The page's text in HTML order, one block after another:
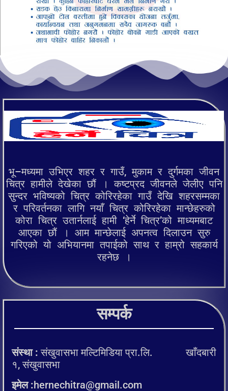
भू–मध्यमा उभिएर शहर र गाउँ, मुकाम र दुर्गमका जीवन
चित्र हामीले देखेका छौं । कष्टप्रद जीवनले जेलीए पनि
सुन्दर भविष्यको चित्र कोरिरहेका गाउँ देखि शहरसम्मका
र परिवर्तनका लागि नयाँ चित्र कोरिरहेका मान्छेहरुको
कोरा चित्र उतार्नलाई हामी ‘हेर्ने चित्र’को माध्यमबाट
आएका छौं । आम मान्छेलाई अपनत्व दिलाउन सुरु
गरिएको यो अभियानमा तपाईको साथ र हाम्रो सहकार्य
रहनेछ ।
सम्पर्क
संस्था : संखुवासभा मल्टिमिडिया प्रा.लि. खाँदबारी
१, संखुवासभा
इमेल :hernechitra@gmail.com